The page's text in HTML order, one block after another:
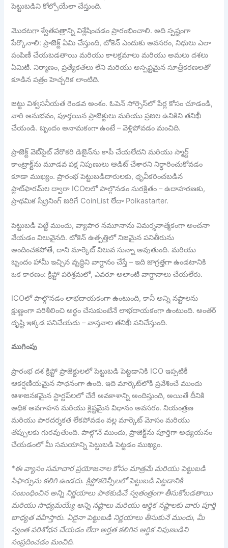
పెట్టుబడిని కోల్పోయేలా చేస్తుంది.
మొదటగా శ్వేతపత్రాన్ని విశ్లేషించడం ప్రారంభించాలి. అది స్పష్టంగా
పేర్కొనాలి: ప్రాజెక్ట్ ఏమి చేస్తుంది, టోకెన్ ఎందుకు అవసరం, నిధులు ఎలా
పంపిణీ చేయబడతాయి మరియు కాలక్రమాలు మరియు అమలు దశలు
ఏమిటి. నిర్మాణం, ప్రత్యేకతలు లేని మరియు అస్పష్టమైన సూత్రీకరణలతో
కూడిన పత్రం హెచ్చరిక లాంటిది.
జట్టు విశ్వసనీయత రెండవ అంశం. ఓపెన్ సోర్సెస్‌లో పేర్ల కోసం చూడండి,
వారి అనుభవం, పూర్తయిన ప్రాజెక్టులు మరియు ప్రజల ఉనికిని తనిఖీ
చేయండి. బృందం అనామకంగా ఉంటే – వెళ్లిపోవడం మంచిది.
ప్రాజెక్ట్ వెబ్‌సైట్ వేరొకరి డిజైన్‌ను కాపీ చేయలేదని మరియు స్మార్ట్
కాంట్రాక్ట్‌ను మూడవ పక్ష నిపుణులు ఆడిట్ చేశారని నిర్ధారించుకోవడం
కూడా ముఖ్యం. ప్రారంభ పెట్టుబడిదారులకు, ధృవీకరించబడిన
ప్లాట్‌ఫారమ్‌ల ద్వారా ICOలలో పాల్గొనడం సురక్షితం – ఉదాహరణకు,
ప్రాథమిక స్క్రీనింగ్ జరిగే CoinList లేదా Polkastarter.
పెట్టుబడి పెట్టే ముందు, వ్యాపార నమూనాను విమర్శనాత్మకంగా అంచనా
వేయడం విలువైనది. టోకెన్ ఉత్పత్తిలో నిజమైన పనితీరును
అందించకపోతే, దాని మార్కెట్ విలువ సున్నా అవుతుంది. మరియు
బృందం హామీ ఇచ్చిన వృద్ధిని వాగ్దానం చేస్తే – ఇది జాగ్రత్తగా ఉండటానికి
ఒక కారణం: క్రిప్టో పరిశ్రమలో, ఎవరూ అలాంటి వాగ్దానాలు చేయలేరు.
ICOలో పాల్గొనడం లాభదాయకంగా ఉంటుంది, కానీ అన్ని నష్టాలను
క్షుణ్ణంగా పరిశీలించి అర్థం చేసుకుంటేనే లాభదాయకంగా ఉంటుంది. అంతర్
దృష్టి ఇక్కడ పనిచేయదు – వాస్తవాల తనిఖీ పనిచేస్తుంది.
ముగింపు
ప్రారంభ దశ క్రిప్టో ప్రాజెక్టులలో పెట్టుబడి పెట్టడానికి ICO ఇప్పటికీ
ఆకర్షణీయమైన సాధనంగా ఉంది. ఇది మార్కెట్‌లోకి ప్రవేశించే ముందు
ఆశాజనకమైన స్టార్టప్‌లలో చేరే అవకాశాన్ని అందిస్తుంది, అయితే దీనికి
అధిక అవగాహన మరియు క్లిష్టమైన విధానం అవసరం. నియంత్రణ
మరియు పారదర్శకత లేకపోవడం వల్ల మార్కెట్ మోసం మరియు
తప్పులకు గురవుతుంది. పాల్గొనే ముందు, ప్రాజెక్ట్‌ను పూర్తిగా అధ్యయనం
చేయడంలో మీ సమయాన్ని పెట్టుబడి పెట్టడం ముఖ్యం.
*ఈ వ్యాసం సమాచార ప్రయోజనాల కోసం మాత్రమే మరియు పెట్టుబడి
సిఫార్సును కలిగి ఉండదు. క్రిప్టోకరెన్సీలలో పెట్టుబడి పెట్టడానికి
సంబంధించిన అన్ని నిర్ణయాలు పాఠకుడిచే స్వతంత్రంగా తీసుకోబడతాయి
మరియు సాధ్యమయ్యే అన్ని నష్టాలు మరియు ఆర్థిక నష్టాలకు వారు పూర్తి
బాధ్యత వహిస్తారు. ఏదైనా పెట్టుబడి నిర్ణయాలు తీసుకునే ముందు, మీ
స్వంత పరిశోధన చేయడం లేదా అర్హత కలిగిన ఆర్థిక నిపుణుడిని
సంప్రదించడం మంచిది.